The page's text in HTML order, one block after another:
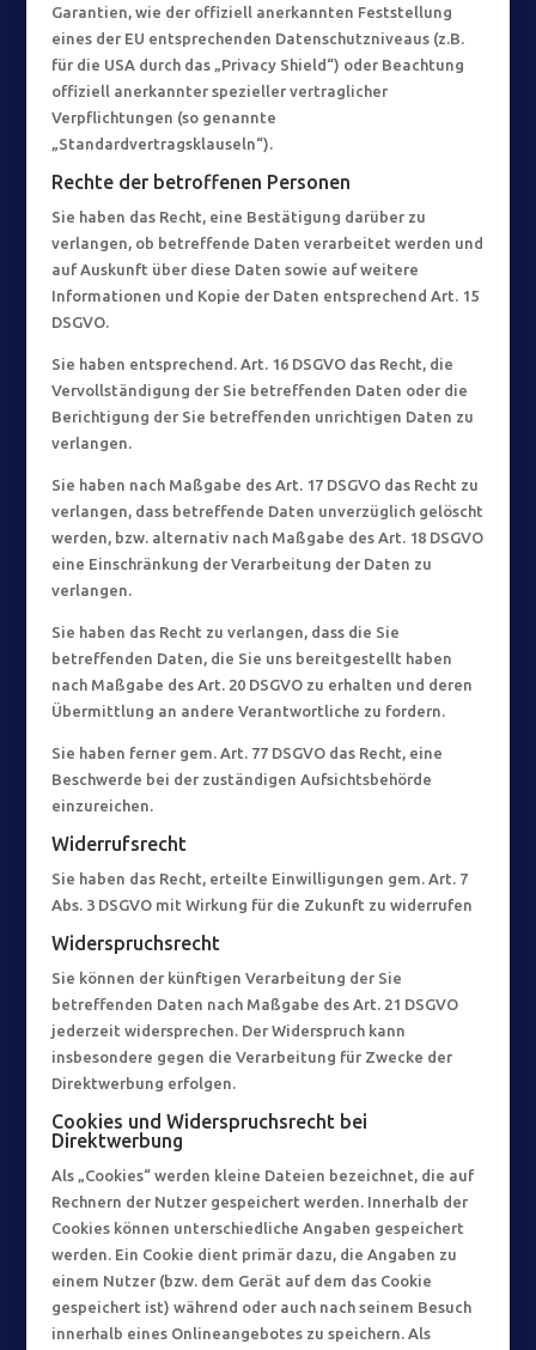
Garantien, wie der offiziell anerkannten Feststellung
eines der EU entsprechenden Datenschutzniveaus (z.B.
für die USA durch das „Privacy Shield“) oder Beachtung
offiziell anerkannter spezieller vertraglicher
Verpflichtungen (so genannte
„Standardvertragsklauseln“).
Rechte der betroffenen Personen
Sie haben das Recht, eine Bestätigung darüber zu
verlangen, ob betreffende Daten verarbeitet werden und
auf Auskunft über diese Daten sowie auf weitere
Informationen und Kopie der Daten entsprechend Art. 15
DSGVO.
Sie haben entsprechend. Art. 16 DSGVO das Recht, die
Vervollständigung der Sie betreffenden Daten oder die
Berichtigung der Sie betreffenden unrichtigen Daten zu
verlangen.
Sie haben nach Maßgabe des Art. 17 DSGVO das Recht zu
verlangen, dass betreffende Daten unverzüglich gelöscht
werden, bzw. alternativ nach Maßgabe des Art. 18 DSGVO
eine Einschränkung der Verarbeitung der Daten zu
verlangen.
Sie haben das Recht zu verlangen, dass die Sie
betreffenden Daten, die Sie uns bereitgestellt haben
nach Maßgabe des Art. 20 DSGVO zu erhalten und deren
Übermittlung an andere Verantwortliche zu fordern.
Sie haben ferner gem. Art. 77 DSGVO das Recht, eine
Beschwerde bei der zuständigen Aufsichtsbehörde
einzureichen.
Widerrufsrecht
Sie haben das Recht, erteilte Einwilligungen gem. Art. 7
Abs. 3 DSGVO mit Wirkung für die Zukunft zu widerrufen
Widerspruchsrecht
Sie können der künftigen Verarbeitung der Sie
betreffenden Daten nach Maßgabe des Art. 21 DSGVO
jederzeit widersprechen. Der Widerspruch kann
insbesondere gegen die Verarbeitung für Zwecke der
Direktwerbung erfolgen.
Cookies und Widerspruchsrecht bei
Direktwerbung
Als „Cookies“ werden kleine Dateien bezeichnet, die auf
Rechnern der Nutzer gespeichert werden. Innerhalb der
Cookies können unterschiedliche Angaben gespeichert
werden. Ein Cookie dient primär dazu, die Angaben zu
einem Nutzer (bzw. dem Gerät auf dem das Cookie
gespeichert ist) während oder auch nach seinem Besuch
innerhalb eines Onlineangebotes zu speichern. Als